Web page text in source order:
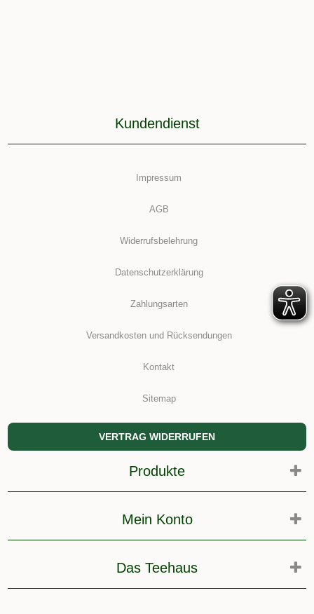
Kundendienst
Impressum
AGB
Widerrufsbelehrung
Datenschutzerklärung
Zahlungsarten
Versandkosten und Rücksendungen
Kontakt
Sitemap
VERTRAG WIDERRUFEN
Produkte
Mein Konto
Das Teehaus